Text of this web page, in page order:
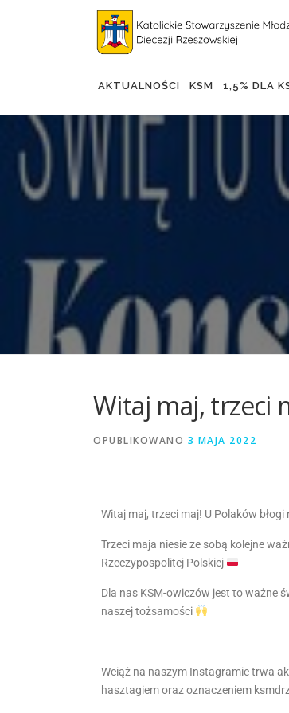
AKTUALNOŚCI KSM 1,5% DLA
Witaj maj, trzeci
OPUBLIKOWANO 3 MAJA 2022
Witaj maj, trzeci maj! U Polaków błogi
Trzeci maja niesie ze sobą kolejne
Rzeczypospolitej Polskiej
Dla nas KSM-owiczów jest to ważne
naszej tożsamości
Wciąż na naszym Instagramie trwa
hasztagiem oraz oznaczeniem